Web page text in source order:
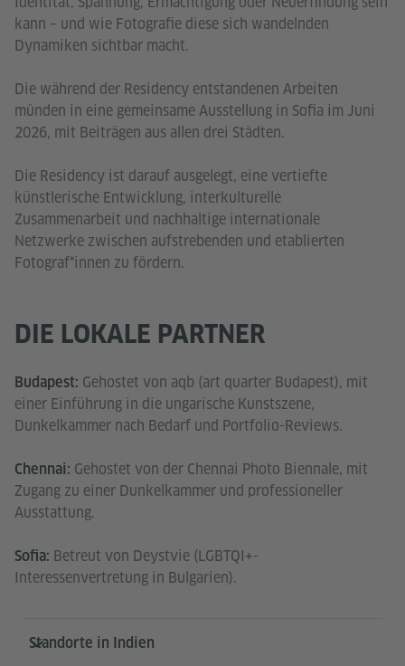
kann – und wie Fotografie diese sich wandelnden
Dynamiken sichtbar macht.
Die während der Residency entstandenen Arbeiten
münden in eine gemeinsame Ausstellung in Sofia im Juni
2026, mit Beiträgen aus allen drei Städten.
Die Residency ist darauf ausgelegt, eine vertiefte
künstlerische Entwicklung, interkulturelle
Zusammenarbeit und nachhaltige internationale
Netzwerke zwischen aufstrebenden und etablierten
Fotograf*innen zu fördern.
DIE LOKALE PARTNER
Budapest: Gehostet von aqb (art quarter Budapest), mit
einer Einführung in die ungarische Kunstszene,
Dunkelkammer nach Bedarf und Portfolio-Reviews.
Chennai: Gehostet von der Chennai Photo Biennale, mit
Zugang zu einer Dunkelkammer und professioneller
Ausstattung.
Sofia: Betreut von Deystvie (LGBTQI+-
Interessenvertretung in Bulgarien).
Service- und Informationsbereich
Standorte in Indien